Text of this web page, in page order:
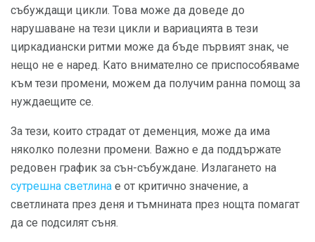
събуждащи цикли. Това може да доведе до
нарушаване на тези цикли и вариацията в тези
циркадиански ритми може да бъде първият знак, че
нещо не е наред. Като внимателно се приспособяваме
към тези промени, можем да получим ранна помощ за
нуждаещите се.
За тези, които страдат от деменция, може да има
няколко полезни промени. Важно е да поддържате
редовен график за сън-събуждане. Излагането на
сутрешна светлина е от критично значение, а
светлината през деня и тъмнината през нощта помагат
да се подсилят съня.